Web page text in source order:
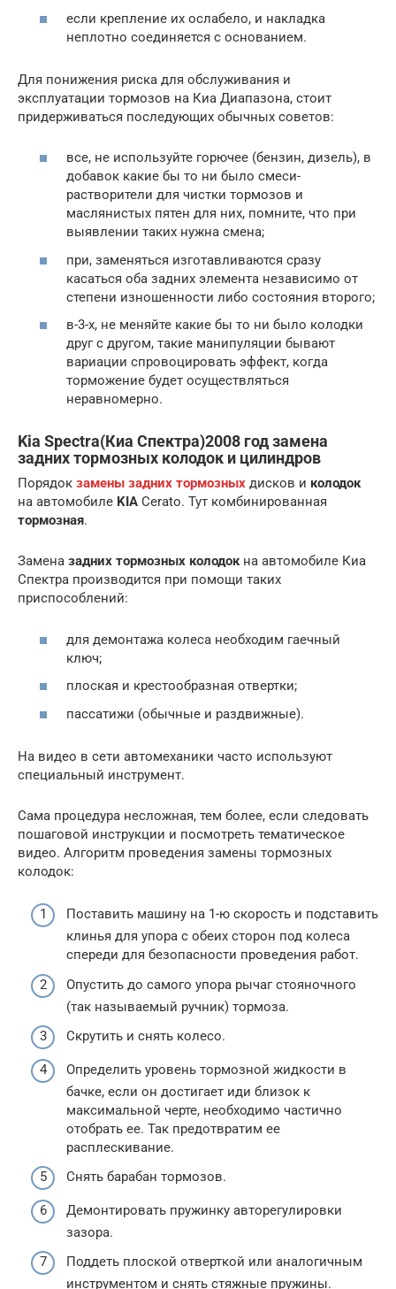
если крепление их ослабело, и накладка
неплотно соединяется с основанием.
Для понижения риска для обслуживания и
эксплуатации тормозов на Киа Диапазона, стоит
придерживаться последующих обычных советов:
все, не используйте горючее (бензин, дизель), в
добавок какие бы то ни было смеси-
растворители для чистки тормозов и
маслянистых пятен для них, помните, что при
выявлении таких нужна смена;
при, заменяться изготавливаются сразу
касаться оба задних элемента независимо от
степени изношенности либо состояния второго;
в-3-х, не меняйте какие бы то ни было колодки
друг с другом, такие манипуляции бывают
вариации спровоцировать эффект, когда
торможение будет осуществляться
неравномерно.
Kia Spectra(Киа Спектра)2008 год замена
задних тормозных колодок и цилиндров
Порядок замены задних тормозных дисков и колодок
на автомобиле KIA Cerato. Тут комбинированная
тормозная.
Замена задних тормозных колодокна автомобиле Киа
Спектра производится при помощи таких
приспособлений:
для демонтажа колеса необходим гаечный
ключ;
плоская и крестообразная отвертки;
пассатижи (обычные и раздвижные).
На видео в сети автомеханики часто используют
специальный инструмент.
Сама процедура несложная, тем более, если следовать
пошаговой инструкции и посмотреть тематическое
видео. Алгоритм проведения замены тормозных
колодок:
Поставить машину на 1-ю скорость и подставить
клинья для упора с обеих сторон под колеса
спереди для безопасности проведения работ.
Опустить до самого упора рычаг стояночного
(так называемый ручник) тормоза.
Скрутить и снять колесо.
Определить уровень тормозной жидкости в
бачке, если он достигает иди близок к
максимальной черте, необходимо частично
отобрать ее. Так предотвратим ее
расплескивание.
Снять барабан тормозов.
Демонтировать пружинку авторегулировки
зазора.
Поддеть плоской отверткой или аналогичным
инструментом и снять стяжные пружины.